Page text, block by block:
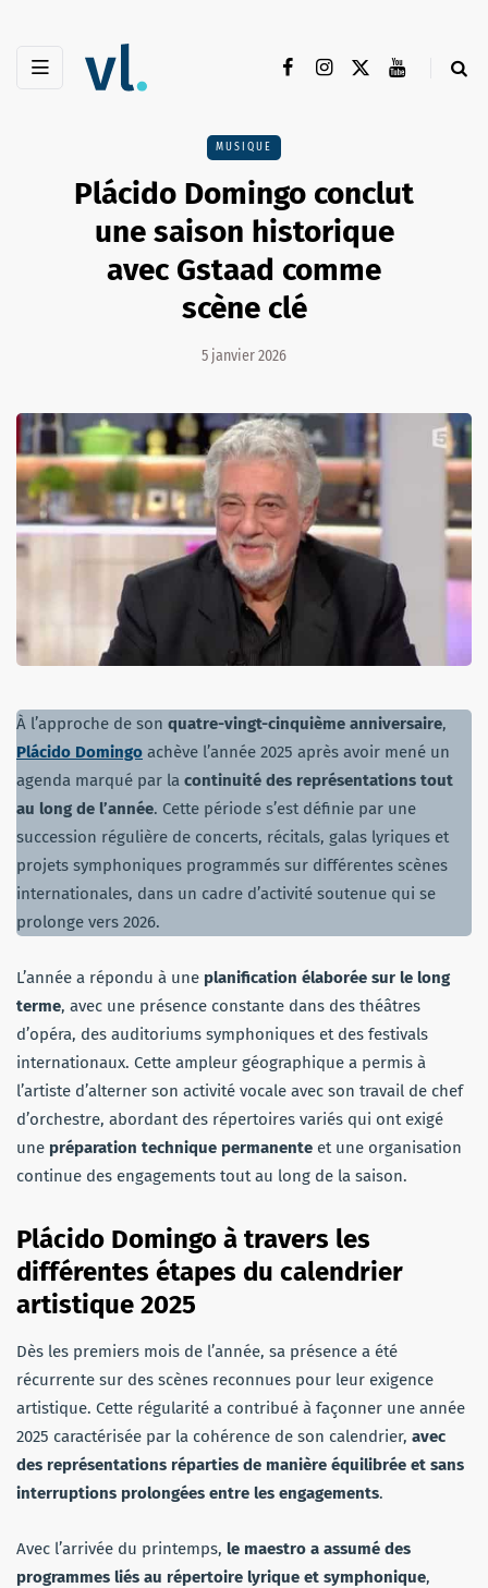
MUSIQUE
Plácido Domingo conclut
une saison historique
avec Gstaad comme
scène clé
5 janvier 2026
À l’approche de son quatre-vingt-cinquième anniversaire,
Plácido Domingo achève l’année 2025 après avoir mené un
agenda marqué par la continuité des représentations tout
au long de l’année. Cette période s’est définie par une
succession régulière de concerts, récitals, galas lyriques et
projets symphoniques programmés sur différentes scènes
internationales, dans un cadre d’activité soutenue qui se
prolonge vers 2026.
L’année a répondu à une planification élaborée sur le long
terme, avec une présence constante dans des théâtres
d’opéra, des auditoriums symphoniques et des festivals
internationaux. Cette ampleur géographique a permis à
l’artiste d’alterner son activité vocale avec son travail de chef
d’orchestre, abordant des répertoires variés qui ont exigé
une préparation technique permanente et une organisation
continue des engagements tout au long de la saison.
Plácido Domingo à travers les
différentes étapes du calendrier
artistique 2025
Dès les premiers mois de l’année, sa présence a été
récurrente sur des scènes reconnues pour leur exigence
artistique. Cette régularité a contribué à façonner une année
2025 caractérisée par la cohérence de son calendrier, avec
des représentations réparties de manière équilibrée et sans
interruptions prolongées entre les engagements.
Avec l’arrivée du printemps, le maestro a assumé des
programmes liés au répertoire lyrique et symphonique,